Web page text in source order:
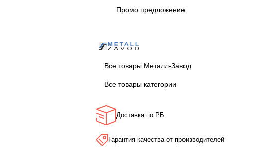
Промо предложение
Все товары Металл-Завод
Все товары категории
Доставка по РБ
Гарантия качества от производителей